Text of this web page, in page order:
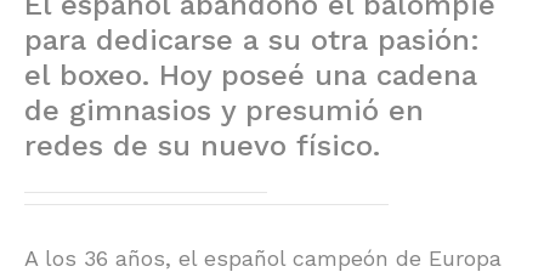
para dedicarse a su otra pasión:
el boxeo. Hoy poseé una cadena
de gimnasios y presumió en
redes de su nuevo físico.
A los 36 años, el español campeón de Europa